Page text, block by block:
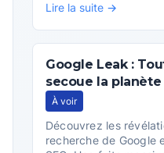
Lire la suite →
Google Leak :
secoue la planète
À voir
Découvrez les
recherche de Google